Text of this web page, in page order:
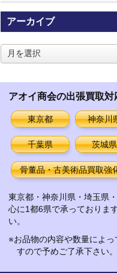
アーカイブ
ア
ー
アオイ商会の出張買取対
東京都 神奈川
千葉県 茨城県
骨董品・古美術品買取強
東京都・神奈川県・埼玉県
心に1都6県で承っておりま
い。
※お品物の内容や数量によ
すので予めご了承下さい。